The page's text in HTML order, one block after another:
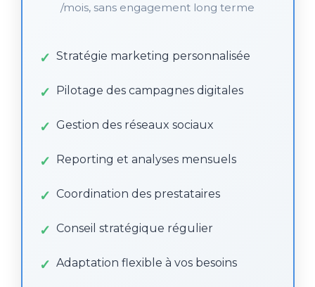
/mois, sans engagement long terme
Stratégie marketing personnalisée
Pilotage des campagnes digitales
Gestion des réseaux sociaux
Reporting et analyses mensuels
Coordination des prestataires
Conseil stratégique régulier
Adaptation flexible à vos besoins